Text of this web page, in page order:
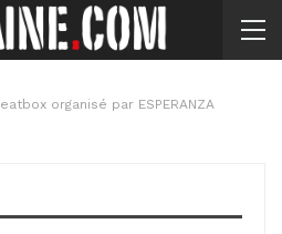
organisé par ESPERANZA